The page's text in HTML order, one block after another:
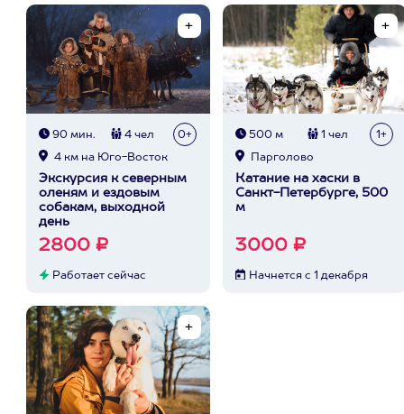
90 мин. 4 чел 0+
4 км на Юго-Восток
Экскурсия к северным
оленям и ездовым
собакам, выходной
день
2800 ₽
Работает сейчас
500 м 1 чел 1+
Парголово
Катание на хаски в
Санкт-Петербурге, 500
м
3000 ₽
Начнется с 1 декабря